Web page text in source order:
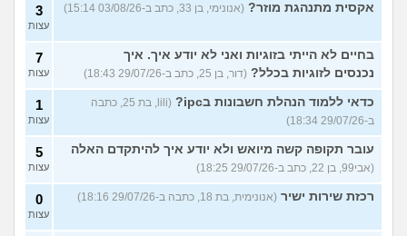
אקסית מתנהגת מוזר? (אנונימי, בן 33, כתב ב-03/08/26 15:14) 3
עצות
בחיים לא הייתי בזוגיות ואני לא יודע איך. איך
נכנסים לזוגיות בכלל? (דור, בן 25, כתב ב-29/07/26 18:43)
7
עצות
כדאי ללמוד הנהלת חשבונות בipc?
(lili, בת 25, כתבה
ב-29/07/26 18:34)
1
עצות
עובר תקופה קשה מיואש ולא יודע איך להיתקדם האלה
(אבי99, בן 22, כתב ב-29/07/26 18:25)
5
עצות
רכזת שירות ישיר (אנונימית, בת 18, כתבה ב-29/07/26 18:16) 0
עצות